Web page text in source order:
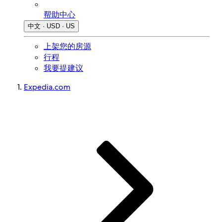
帮助中心
中文 · USD · US
上架您的房源
行程
我要提建议
Expedia.com